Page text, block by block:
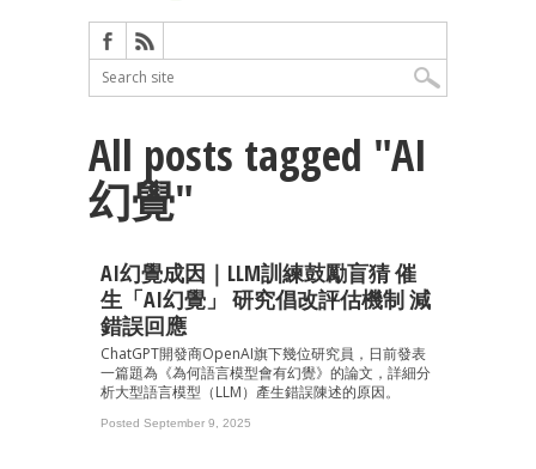
All posts tagged "AI
幻覺"
AI幻覺成因｜LLM訓練鼓勵盲猜 催
生「AI幻覺」 研究倡改評估機制 減
錯誤回應
ChatGPT開發商OpenAI旗下幾位研究員，日前發表
一篇題為《為何語言模型會有幻覺》的論文，詳細分
析大型語言模型（LLM）產生錯誤陳述的原因。
Posted September 9, 2025